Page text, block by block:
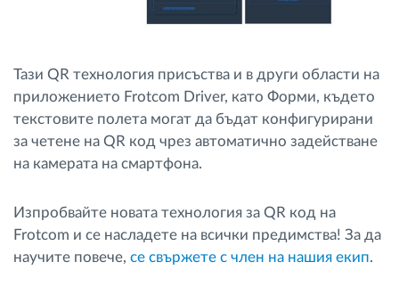
Тази QR технология присъства и в други области на
приложението Frotcom Driver, като Форми, където
текстовите полета могат да бъдат конфигурирани
за четене на QR код чрез автоматично задействане
на камерата на смартфона.
Изпробвайте новата технология за QR код на
Frotcom и се насладете на всички предимства! За да
научите повече, cе свържете с член на нашия екип.